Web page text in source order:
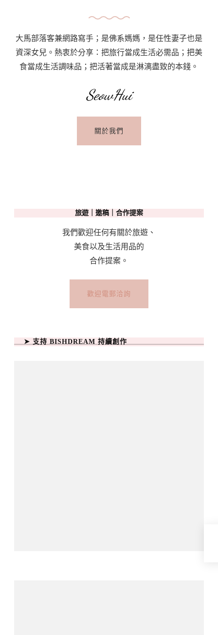
大馬部落客兼網路寫手；是佛系媽媽，是任性妻子也是
資深女兒。熱衷於分享：把旅行當成生活必需品；把美
食當成生活調味品；把活著當成是淋漓盡致的本錢。
SeowHui
關於我們
旅遊｜邀稿｜合作提案
我們歡迎任何有關於旅遊、
美食以及生活用品的
合作提案。
歡迎電郵洽詢
➤ 支持 BISHDREAM 持續創作